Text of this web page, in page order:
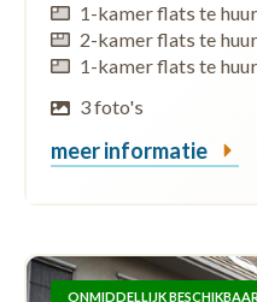
1-kamer flats te huur
2-kamer flats te huur
1-kamer flats te huur
3 foto's
meer informatie
ONMIDDELLIJK BESCHIKBAAR